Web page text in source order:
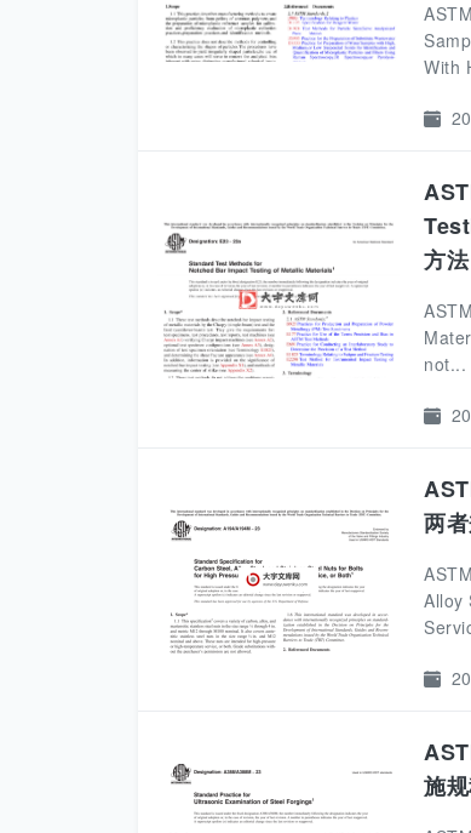
With
方法
not...
两
Alloy
施